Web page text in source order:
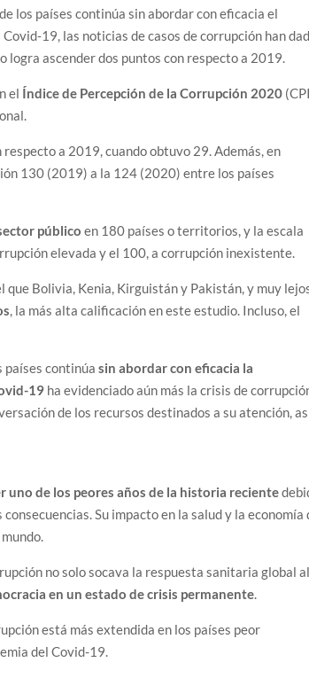
los países continúa sin abordar con eficacia el
las noticias de casos de corrupción han
logra ascender dos puntos con respecto a 2019.
el Índice de Percepción de la Corrupción 2020
respecto a 2019, cuando obtuvo 29. Además, en
130 (2019) a la 124 (2020) entre los países
público en 180 países o territorios, y la escala
elevada y el 100, a corrupción inexistente.
Bolivia, Kenia, Kirguistán y Pakistán, y muy
, la más alta calificación en este estudio. Incluso, el
países continúasin abordar con eficacia la
19 ha evidenciado aún más la crisis de
de los recursos destinados a su atención,
uno de los peores años de la historia reciente
Su impacto en la salud y la economía
no solo socava la respuesta sanitaria global
en un estado de crisis permanente.
está más extendida en los países peor
del Covid-19.